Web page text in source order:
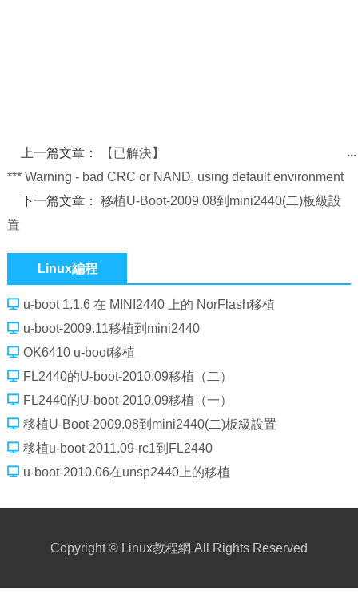
上一篇文章：
【已解決】
*** Warning - bad CRC or NAND, using default environment
下一篇文章：移植U-Boot-2009.08到mini2440(二)板級設
置
Linux編程
u-boot 1.1.6 在 MINI2440 上的 NorFlash移植
u-boot-2009.11移植到mini2440
OK6410 u-boot移植
FL2440的U-boot-2010.09移植（二）
FL2440的U-boot-2010.09移植（一）
移植U-Boot-2009.08到mini2440(二)板級設置
移植u-boot-2011.09-rc1到FL2440
u-boot-2010.06在unsp2440上的移植
Copyright © Linux教程網 All Rights Reserved